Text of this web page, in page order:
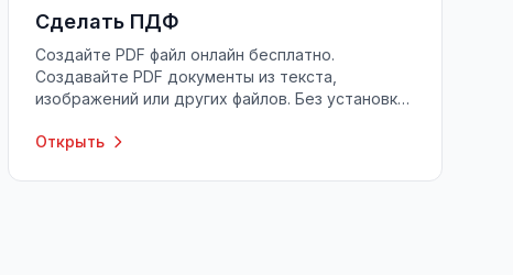
Сделать ПДФ
Создайте PDF файл онлайн бесплатно.
Создавайте PDF документы из текста,
изображений или других файлов. Без установки
Открыть